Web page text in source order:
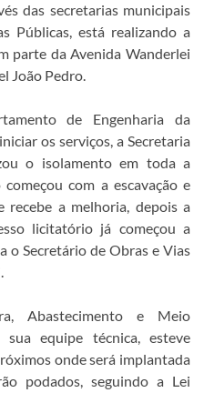
das secretarias municipais
Públicas, está realizando a
parte da Avenida Wanderlei
João Pedro.
de Engenharia da
os serviços, a Secretaria
o isolamento em toda a
com a escavação e
recebe a melhoria, depois a
licitatório já começou a
o Secretário de Obras e Vias
Abastecimento e Meio
equipe técnica, esteve
onde será implantada
podados, seguindo a Lei